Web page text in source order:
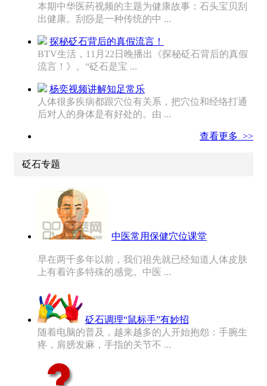
本期中华医药视频的主题为健康故事：石头宝贝刮
出健康。刮痧是一种传统的中 ...
探秘砭石背后的真假流言！
BTV生活，11月22日晚播出《探秘砭石背后的真假
流言！》。“砭石是宝 ...
杨奕视频讲解知足常乐
人体很多疾病都跟穴位有关系，把穴位和经络打通
后对人的身体是有好处的。由 ...
查看更多 >>
砭石专题
中医常用保健穴位课堂
早在两千多年以前，我们祖先就已经知道人体皮肤
上有着许多特殊的感觉。中医 ...
砭石调理“鼠标手”有妙招
随着电脑的普及，越来越多的人开始抱怨：手腕生
疼，肩膀发麻，手指的关节不 ...